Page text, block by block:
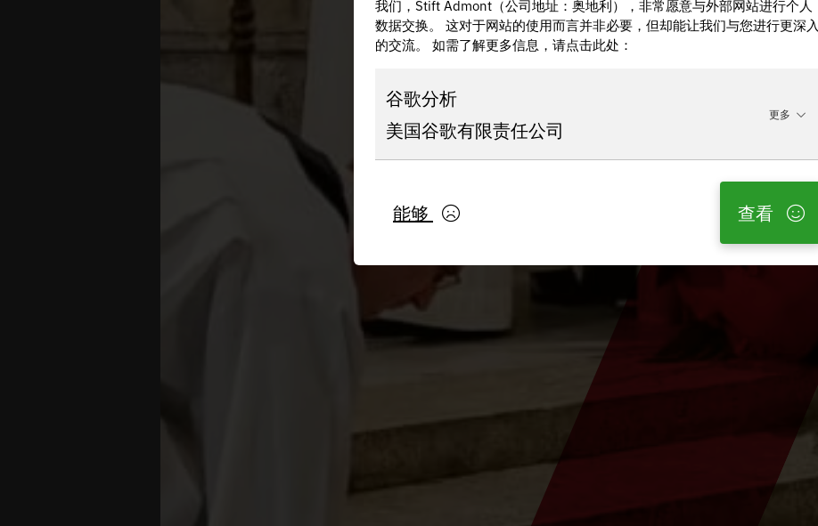
我们，Stift Admont（公司地址：奥地利），非常愿意与外部网站进行个人
数据交换。 这对于网站的使用而言并非必要，但却能让我们与您进行更深入
的交流。 如需了解更多信息，请点击此处：
谷歌分析
美国谷歌有限责任公司
更多
能够 查看